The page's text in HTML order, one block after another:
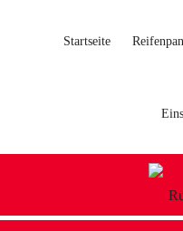
Startseite